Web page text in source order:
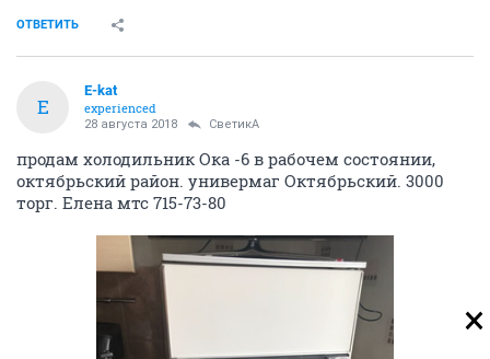
ОТВЕТИТЬ
E
E-kat
experienced
28 августа 2018 СветикА
продам холодильник Ока -6 в рабочем состоянии,
октябрьский район. универмаг Октябрьский. 3000
торг. Елена мтс 715-73-80